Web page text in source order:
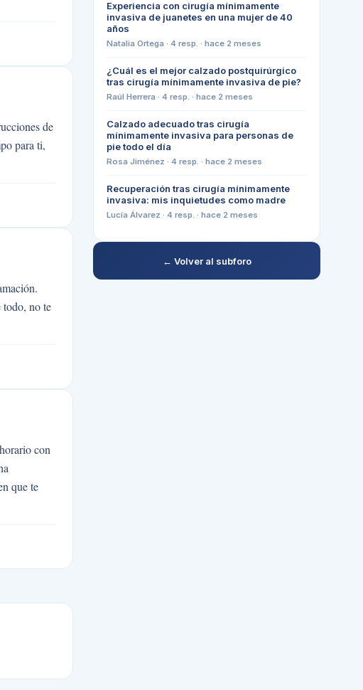
de
para ti,
todo, no te
con
que te
Experiencia con cirugía mínimamente
invasiva de juanetes en una mujer de 40
años
Natalia Ortega · 4 resp. · hace 2 meses
¿Cuál es el mejor calzado postquirúrgico
tras cirugía mínimamente invasiva de pie?
Raúl Herrera · 4 resp. · hace 2 meses
Calzado adecuado tras cirugía
mínimamente invasiva para personas de
pie todo el día
Rosa Jiménez · 4 resp. · hace 2 meses
Recuperación tras cirugía mínimamente
invasiva: mis inquietudes como madre
Lucía Álvarez · 4 resp. · hace 2 meses
← Volver al subforo